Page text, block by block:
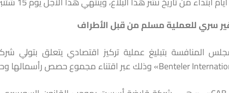
سري للعملية مسلم من قبل الأطراف